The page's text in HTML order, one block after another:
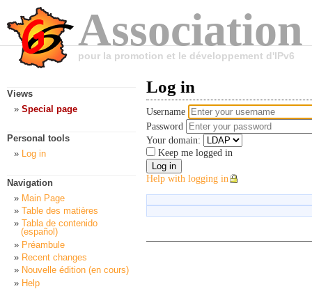
pour la promotion et le développement d'IPv6
Log in
Username
Password
Your domain:
Keep me logged in
Help with logging in
Views
Special page
Personal tools
Log in
Navigation
Main Page
Table des matières
Tabla de contenido
(español)
Préambule
Recent changes
Nouvelle édition (en cours)
Help